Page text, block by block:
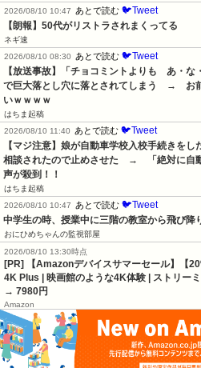
2026/08/10 10:47
あとで読む 🐦Tweet
【朗報】50代がリストラされまくってる
ネギ速
2026/08/10 08:30
あとで読む 🐦Tweet
【放送事故】「チョコミントよりも　あ・
で巨大落とし穴に落とされてしまう　→　お
いｗｗｗｗ
はちま起稿
2026/08/10 11:40
あとで読む 🐦Tweet
【マジ注意】娘が自動車学校入校手続きを
相談されたので止めさせた　→　「絶対に自
声が殺到！！
はちま起稿
2026/08/10 10:47
あとで読む 🐦Tweet
中学生の時、授業中に三階の教室から飛び降
おにひめちゃんの監視部屋
2026/08/10 13:30時点
[PR] 【Amazonデバイスサマーセール】【
4K Plus | 映画館のような4K体験 | ストリー
→ 7980円
Amazon